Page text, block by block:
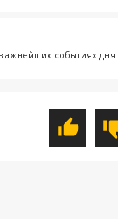
событиях дня.